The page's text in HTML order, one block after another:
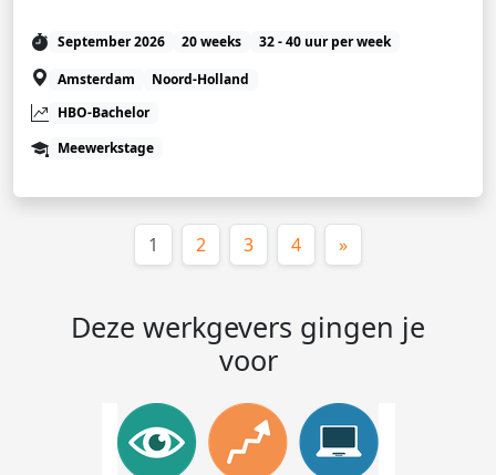
September 2026 20 weeks
32 - 40 uur per week
Amsterdam
Noord-Holland
HBO-Bachelor
Meewerkstage
1 (huidige)
2 3 4 »
Deze werkgevers gingen je
voor